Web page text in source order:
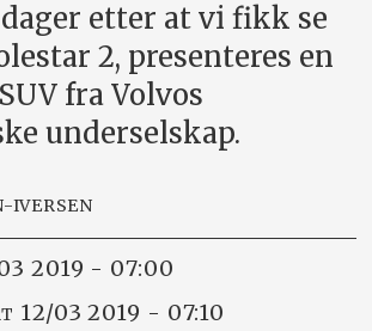
etter at vi fikk se
2, presenteres en
fra Volvos
underselskap.
IVERSEN
03 2019 - 07:00
12/03 2019 - 07:10